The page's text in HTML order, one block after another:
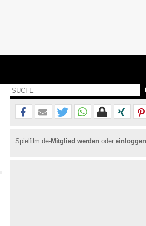
Spielfilm.de-Mitglied werden oder einloggen